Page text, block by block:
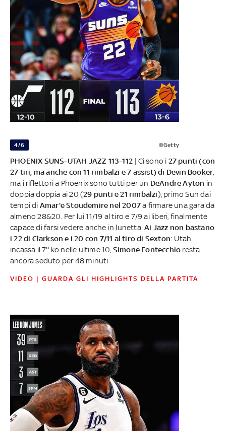
4/6 ©Getty
PHOENIX SUNS-UTAH JAZZ 113-112 | Ci sono i 27 punti (con
27 tiri, ma anche con 11 rimbalzi e 7 assist) di Devin Booker
ma i riflettori a Phoenix sono tutti per un DeAndre Ayton in
doppia doppia ai 20 (29 punti e 21 rimbalzi), primo Sun dai
tempi di Amar'e Stoudemire nel 2007a firmare una gara da
almeno 28&20. Per lui 11/19 al tiro e 7/9 ai liberi, finalmente
capace di farsi vedere anche in lunetta.Ai Jazz non bastano
i 22 di Clarkson e i 20 con 7/11 al tiro di Sexton: Utah
incassa il 7° ko nelle ultime 10, Simone Fontecchio resta
ancora seduto per 48 minuti
VIDEO | GUARDA GLI HIGHLIGHTS DELLA PARTITA